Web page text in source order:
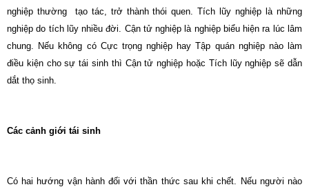
nghiệp thường tạo tác, trở thành thói quen. Tích lũy nghiệp là những
nghiệp do tích lũy nhiều đời. Cận tử nghiệp là nghiệp biểu hiện ra lúc lâm
chung. Nếu không có Cực trọng nghiệp hay Tập quán nghiệp nào làm
điều kiện cho sự tái sinh thì Cận tử nghiệp hoặc Tích lũy nghiệp sẽ dẫn
dắt thọ sinh.
Các cảnh giới tái sinh
Có hai hướng vận hành đối với thần thức sau khi chết. Nếu người nào